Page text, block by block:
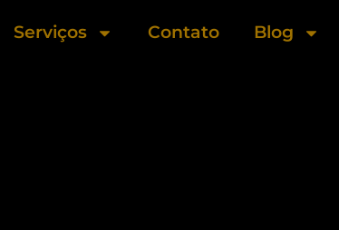
Serviços Contato Blog